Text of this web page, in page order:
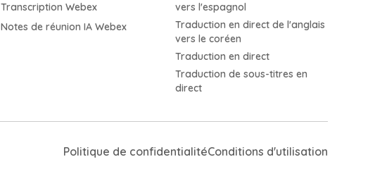
Transcription Webex
Notes de réunion IA Webex
vers l'espagnol
Traduction en direct de l'anglais
vers le coréen
Traduction en direct
Traduction de sous-titres en
direct
Politique de confidentialitéConditions d'utilisation